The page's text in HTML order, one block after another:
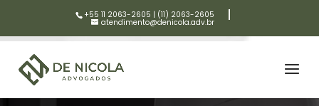
+55 11 2063-2605 | (11) 2063-2605
atendimento@denicola.adv.br